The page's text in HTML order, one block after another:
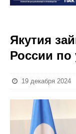
Якутия
России
19 декабря 2024